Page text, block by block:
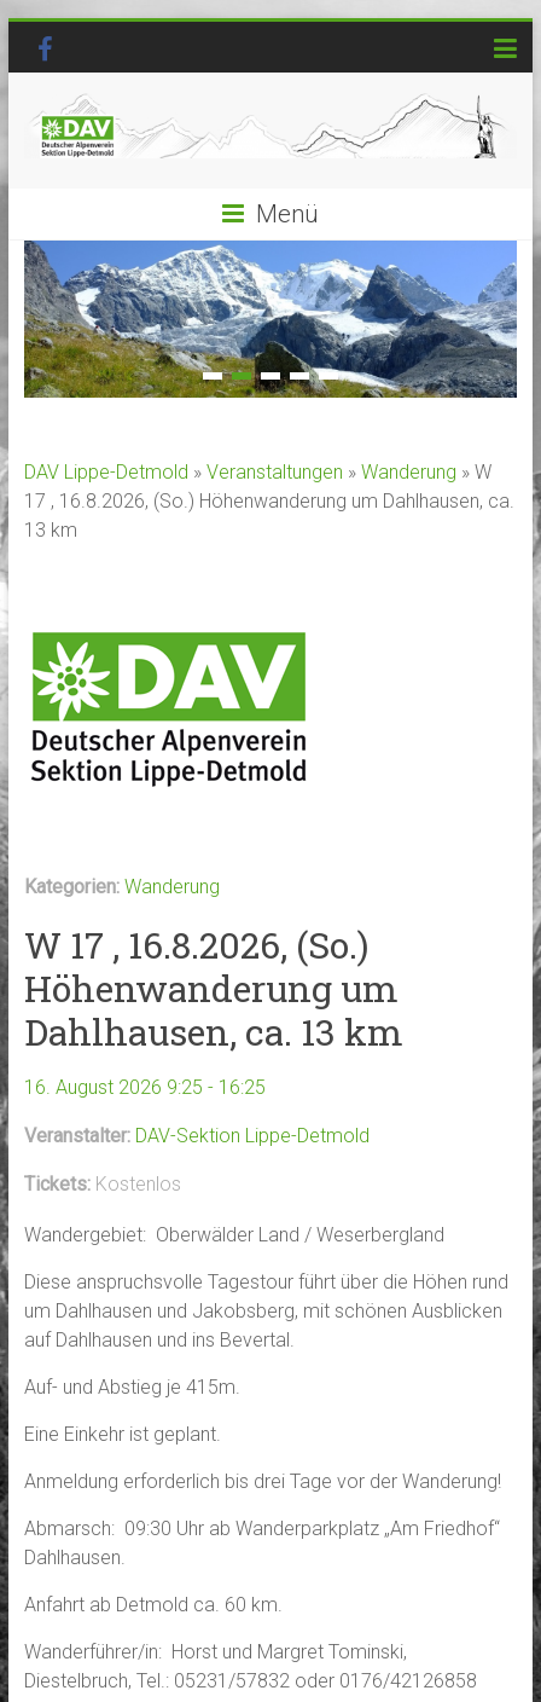
Menü
DAV Lippe-Detmold » Veranstaltungen » Wanderung » W
17 , 16.8.2026, (So.) Höhenwanderung um Dahlhausen, ca.
13 km
Kategorien: Wanderung
W 17 , 16.8.2026, (So.)
Höhenwanderung um
Dahlhausen, ca. 13 km
16. August 2026 9:25 - 16:25
Veranstalter: DAV-Sektion Lippe-Detmold
Tickets: Kostenlos
Wandergebiet: Oberwälder Land / Weserbergland
Diese anspruchsvolle Tagestour führt über die Höhen rund
um Dahlhausen und Jakobsberg, mit schönen Ausblicken
auf Dahlhausen und ins Bevertal.
Auf- und Abstieg je 415m.
Eine Einkehr ist geplant.
Anmeldung erforderlich bis drei Tage vor der Wanderung!
Abmarsch: 09:30 Uhr ab Wanderparkplatz „Am Friedhof“
Dahlhausen.
Anfahrt ab Detmold ca. 60 km.
Wanderführer/in: Horst und Margret Tominski,
Diestelbruch, Tel.: 05231/57832 oder 0176/42126858